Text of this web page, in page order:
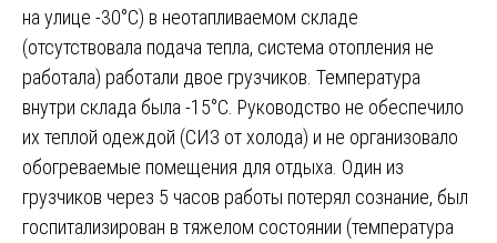
на улице -30°C) в неотапливаемом складе
(отсутствовала подача тепла, система отопления не
работала) работали двое грузчиков. Температура
внутри склада была -15°C. Руководство не обеспечило
их теплой одеждой (СИЗ от холода) и не организовало
обогреваемые помещения для отдыха. Один из
грузчиков через 5 часов работы потерял сознание, был
госпитализирован в тяжелом состоянии (температура